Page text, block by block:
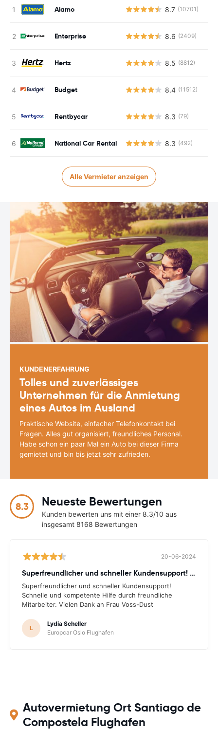
Alamo 8.7 (10701)
Enterprise 8.6 (2409)
Hertz 8.5 (8812)
Budget 8.4 (11512)
Rentbycar 8.3 (79)
National Car Rental 8.3 (492)
Alle Vermieter anzeigen
KUNDENERFAHRUNG
Tolles und zuverlässiges
Unternehmen für die Anmietung
eines Autos im Ausland
Praktische Website, einfacher Telefonkontakt bei
Fragen. Alles gut organisiert, freundliches Personal.
Habe schon ein paar Mal ein Auto bei dieser Firma
gemietet und bin bis jetzt sehr zufrieden.
8.3 Neueste Bewertungen
Kunden bewerten uns mit einer 8.3/10 aus
insgesamt 8168 Bewertungen
20-06-2024
Superfreundlicher und schneller Kundensupport! Schnelle
Superfreundlicher und schneller Kundensupport!
Schnelle und kompetente Hilfe durch freundliche
Mitarbeiter. Vielen Dank an Frau Voss-Dust
L
Lydia Scheller
Europcar Oslo Flughafen
Autovermietung Ort Santiago de
Compostela Flughafen